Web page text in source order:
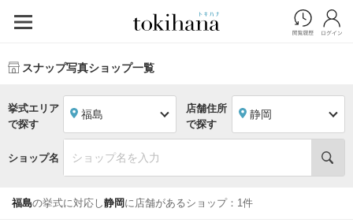
スナップ写真ショップ一覧
挙式エリア
で探す
福島
店舗住所
で探す
静岡
ショップ名
福島の挙式に対応し静岡 に店舗があるショップ：1件